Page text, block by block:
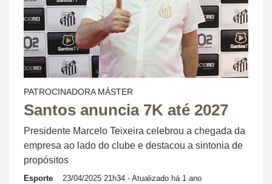
PATROCINADORA MÁSTER
Santos anuncia 7K até 2027
Presidente Marcelo Teixeira celebrou a chegada da
empresa ao lado do clube e destacou a sintonia de
propósitos
Esporte 23/04/2025 21h34 - Atualizado há 1 ano